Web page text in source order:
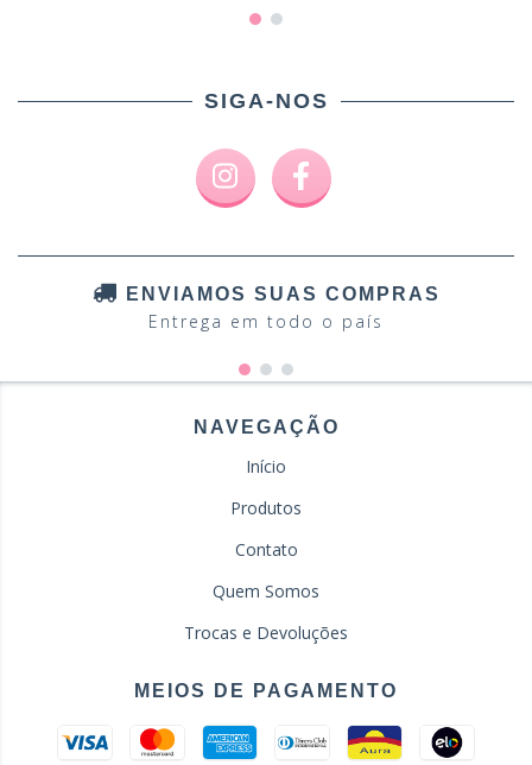
SIGA-NOS
ENVIAMOS SUAS COMPRAS
Entrega em todo o país
NAVEGAÇÃO
Início
Produtos
Contato
Quem Somos
Trocas e Devoluções
MEIOS DE PAGAMENTO